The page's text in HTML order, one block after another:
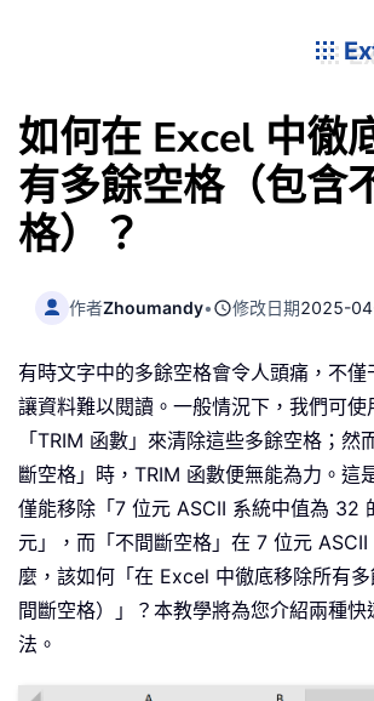
如何在 Excel 中徹
有多餘空格（包含
格）？
作者Zhoumandy• 修改日期2025-
有時文字中的多餘空格會令人頭痛，不
讓資料難以閱讀。一般情況下，我們可
「TRIM 函數」來清除這些多餘空格；然
斷空格」時，TRIM 函數便無能為力。這
僅能移除「7 位元 ASCII 系統中值為 32
元」，而「不間斷空格」在 7 位元
麼，該如何「在 Excel 中徹底移除所有
間斷空格）」？本教學將為您介紹兩種快
法。